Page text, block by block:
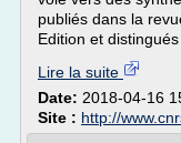
publiés dans la
Edition et
Lire la suite
Date: 2018-04-16
Site : http://